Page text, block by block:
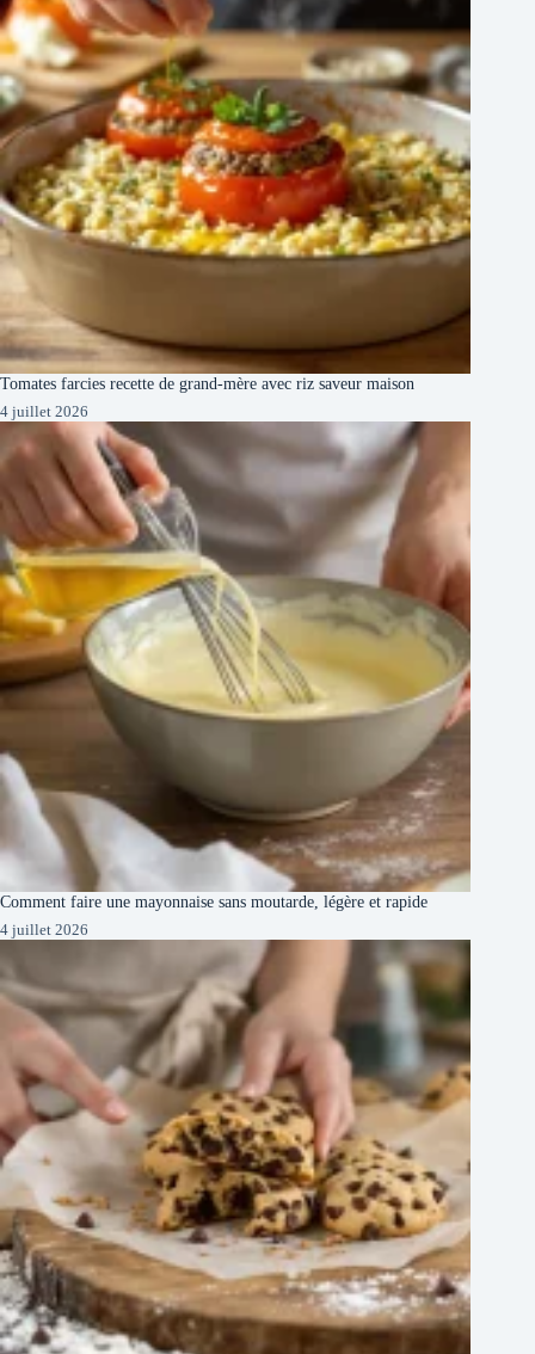
Tomates farcies recette de grand-mère avec riz saveur maison
4 juillet 2026
Comment faire une mayonnaise sans moutarde, légère et rapide
4 juillet 2026